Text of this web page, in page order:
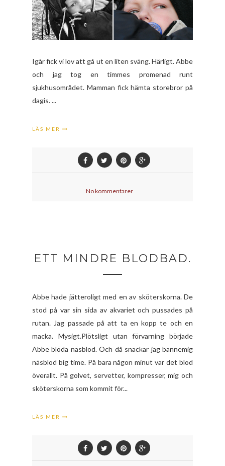
Igår fick vi lov att gå ut en liten sväng. Härligt. Abbe
och jag tog en timmes promenad runt
sjukhusområdet. Mamman fick hämta storebror på
dagis. ...
LÄS MER
No kommentarer
ETT MINDRE BLODBAD.
Abbe hade jätteroligt med en av sköterskorna. De
stod på var sin sida av akvariet och pussades på
rutan. Jag passade på att ta en kopp te och en
macka. Mysigt.Plötsligt utan förvarning började
Abbe blöda näsblod. Och då snackar jag bannemig
näsblod big time. På bara någon minut var det blod
överallt. På golvet, servetter, kompresser, mig och
sköterskorna som kommit för...
LÄS MER